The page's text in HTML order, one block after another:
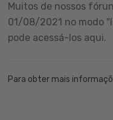
Muitos de nossos
01/08/2021 no modo
pode acessá-los aqui.
Para obter mais